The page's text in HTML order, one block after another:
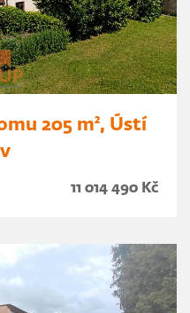
205 m², Ústí
11 014 490 Kč